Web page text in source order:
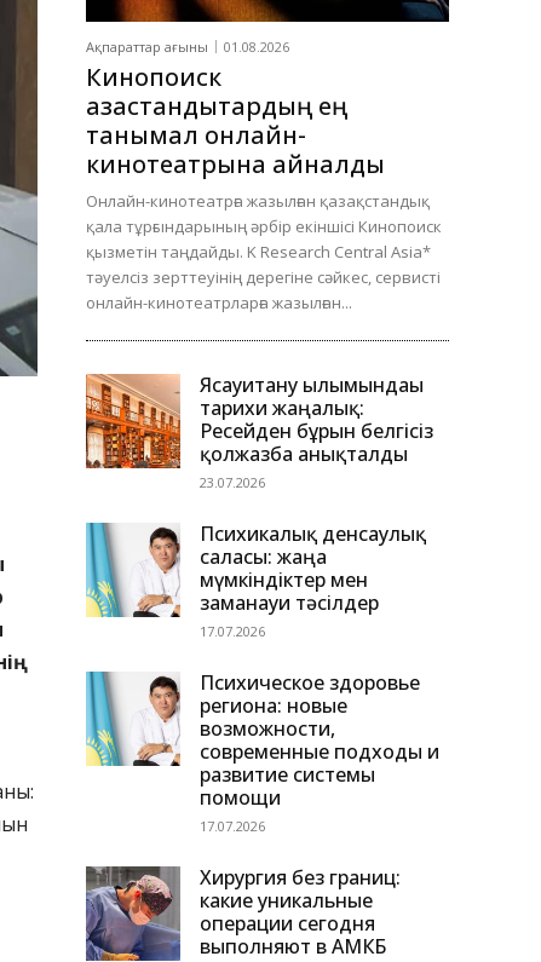
Ақпараттар ағыны 01.08.2026
Кинопоиск
қазақстандықтардың ең
танымал онлайн-
кинотеатрына айналды
Онлайн-кинотеатрға жазылған қазақстандық
қала тұрғындарының әрбір екіншісі Кинопоиск
қызметін таңдайды. K Research Central Asia*
тәуелсіз зерттеуінің дерегіне сәйкес, сервисті
онлайн-кинотеатрларға жазылған...
Ясауитану ғылымындағы
тарихи жаңалық:
Ресейден бұрын белгісіз
қолжазба анықталды
23.07.2026
Психикалық денсаулық
саласы: жаңа
мүмкіндіктер мен
заманауи тәсілдер
17.07.2026
Психическое здоровье
региона: новые
возможности,
современные подходы и
развитие системы
помощи
17.07.2026
Хирургия без границ:
какие уникальные
операции сегодня
выполняют в АМКБ